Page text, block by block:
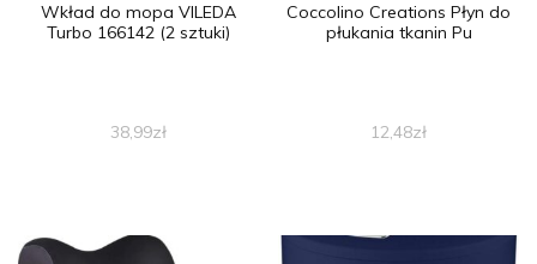
Wkład do mopa VILEDA
Turbo 166142 (2 sztuki)
38,99zł
Coccolino Creations Płyn do
płukania tkanin Pu
12,48zł